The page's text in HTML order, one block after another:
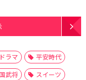
ラマ
平安時代
武将
スイーツ